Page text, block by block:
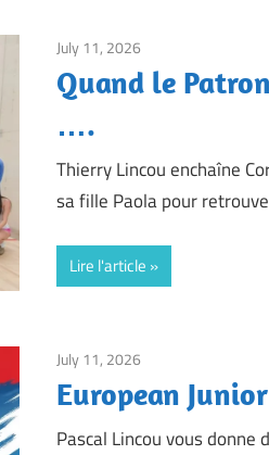
July 11, 2026
Quand le
….
Thierry Lincou enchaîne
sa fille Paola pour
Lire l'article
July 11, 2026
European
Pascal Lincou vous donne